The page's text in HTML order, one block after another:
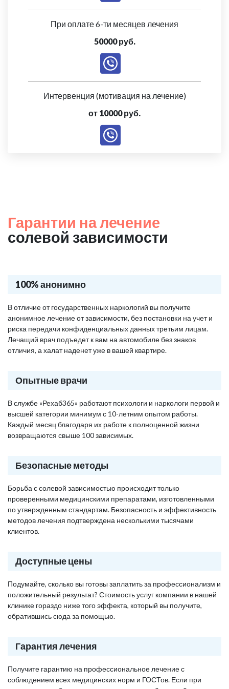
При оплате 6-ти месяцев лечения
50000 руб.
Интервенция (мотивация на лечение)
от 10000 руб.
Гарантии на лечение
солевой зависимости
100% анонимно
В отличие от государственных наркологий вы получите
анонимное лечение от зависимости, без постановки на учет и
риска передачи конфиденциальных данных третьим лицам.
Лечащий врач подъедет к вам на автомобиле без знаков
отличия, а халат наденет уже в вашей квартире.
Опытные врачи
В службе «Рехаб365» работают психологи и наркологи первой и
высшей категории минимум с 10-летним опытом работы.
Каждый месяц благодаря их работе к полноценной жизни
возвращаются свыше 100 зависимых.
Безопасные методы
Борьба с солевой зависимостью происходит только
проверенными медицинскими препаратами, изготовленными
по утвержденным стандартам. Безопасность и эффективность
методов лечения подтверждена несколькими тысячами
клиентов.
Доступные цены
Подумайте, сколько вы готовы заплатить за профессионализм и
положительный результат? Стоимость услуг компании в нашей
клинике гораздо ниже того эффекта, который вы получите,
обратившись сюда за помощью.
Гарантия лечения
Получите гарантию на профессиональное лечение с
соблюдением всех медицинских норм и ГОСТов. Если при